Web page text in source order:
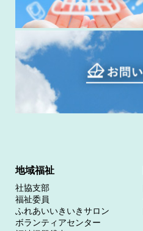
地域福祉
社協支部
福祉委員
ふれあいいきいきサロン
ボランティアセンター